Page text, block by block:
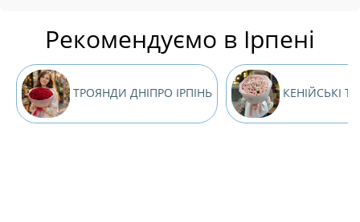
Рекомендуємо в Ірпені
ТРОЯНДИ ДНІПРО ІРПІНЬ КЕНІЙСЬКІ